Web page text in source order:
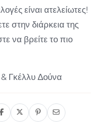
είναι ατελείωτες!
στην διάρκεια της
να βρείτε το πιο
& Γκέλλυ Δούνα